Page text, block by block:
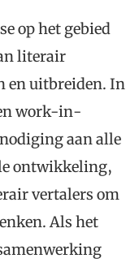
op het gebied
literair
en uitbreiden. In
work-in-
aan alle
ontwikkeling,
vertalers om
Als het